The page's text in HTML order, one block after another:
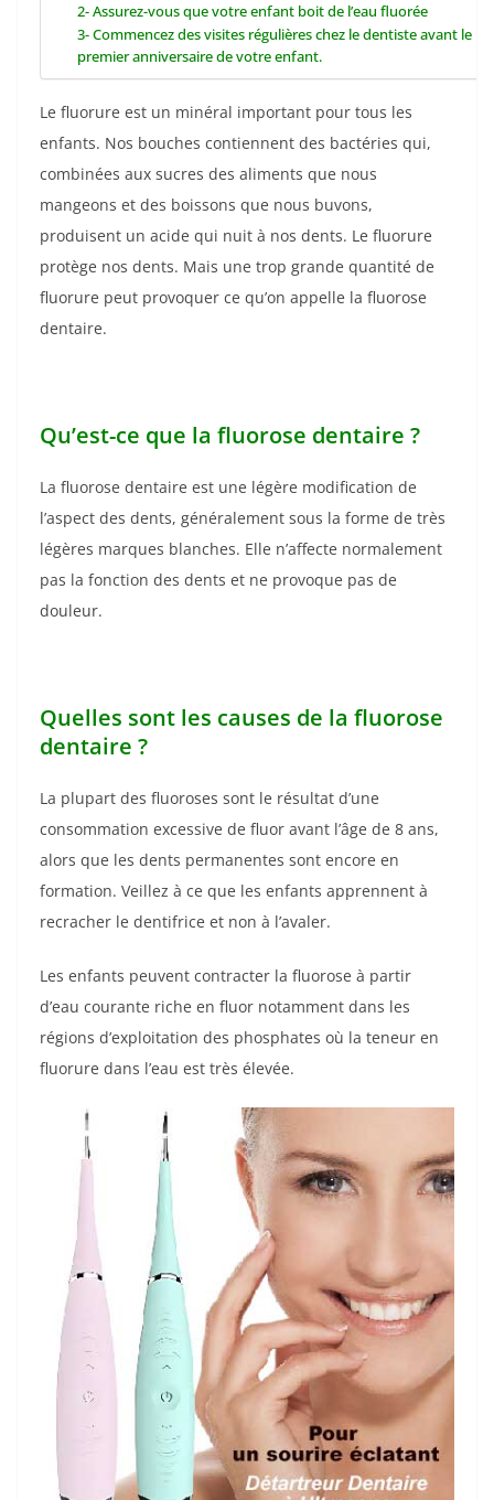
2- Assurez-vous que votre enfant boit de l’eau fluorée
3- Commencez des visites régulières chez le dentiste avant le
premier anniversaire de votre enfant.
Le fluorure est un minéral important pour tous les
enfants. Nos bouches contiennent des bactéries qui,
combinées aux sucres des aliments que nous
mangeons et des boissons que nous buvons,
produisent un acide qui nuit à nos dents. Le fluorure
protège nos dents. Mais une trop grande quantité de
fluorure peut provoquer ce qu’on appelle la fluorose
dentaire.
Qu’est-ce que la fluorose dentaire ?
La fluorose dentaire est une légère modification de
l’aspect des dents, généralement sous la forme de très
légères marques blanches. Elle n’affecte normalement
pas la fonction des dents et ne provoque pas de
douleur.
Quelles sont les causes de la fluorose
dentaire ?
La plupart des fluoroses sont le résultat d’une
consommation excessive de fluor avant l’âge de 8 ans,
alors que les dents permanentes sont encore en
formation. Veillez à ce que les enfants apprennent à
recracher le dentifrice et non à l’avaler.
Les enfants peuvent contracter la fluorose à partir
d’eau courante riche en fluor notamment dans les
régions d’exploitation des phosphates où la teneur en
fluorure dans l’eau est très élevée.